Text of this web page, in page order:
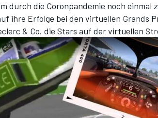
durch die Coronpandemie noch einmal
ihre Erfolge bei den virtuellen Grands
& Co. die Stars auf der virtuellen